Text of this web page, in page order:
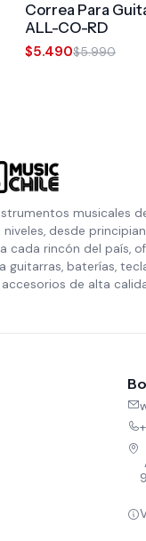
Correa Para
ALL-CO-RD
$5.490$5.990
musicales
desde
cada rincón del país,
baterías,
de alta